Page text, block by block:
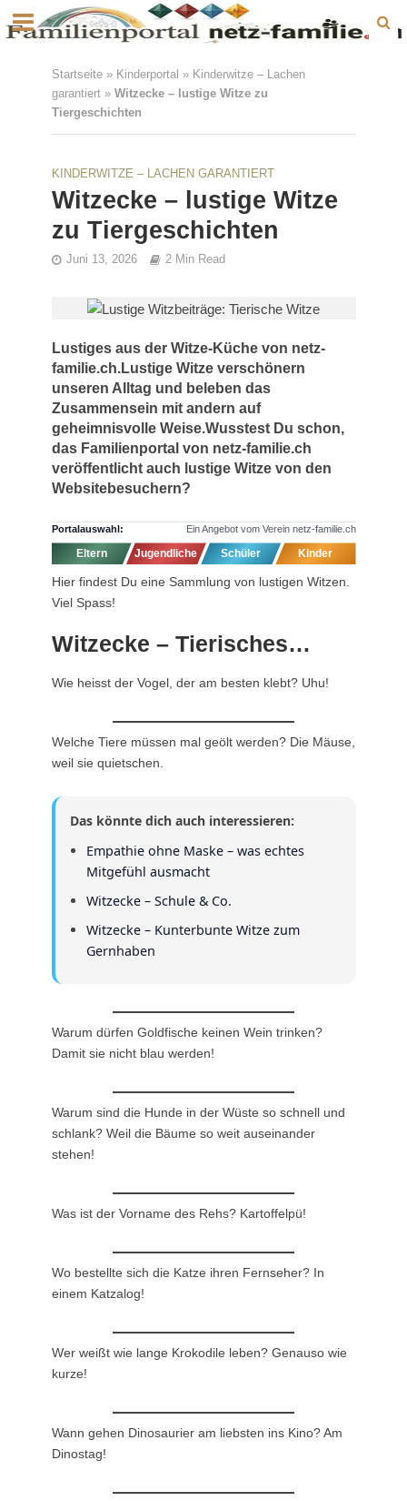
Startseite» Kinderportal » Kinderwitze – Lachen
garantiert» Witzecke – lustige Witze zu
Tiergeschichten
KINDERWITZE – LACHEN GARANTIERT
Witzecke – lustige Witze
zu Tiergeschichten
Juni 13, 2026 2 Min Read
Lustiges aus der Witze-Küche von netz-
familie.ch.Lustige Witze verschönern
unseren Alltag und beleben das
Zusammensein mit andern auf
geheimnisvolle Weise.Wusstest Du schon,
das Familienportal von netz-familie.ch
veröffentlicht auch lustige Witze von den
Websitebesuchern?
Portalauswahl: Ein Angebot vom Verein netz-familie.ch
Eltern Jugendliche Schüler Kinder
Hier findest Du eine Sammlung von lustigen Witzen.
Viel Spass!
Witzecke – Tierisches…
Wie heisst der Vogel, der am besten klebt? Uhu!
Welche Tiere müssen mal geölt werden? Die Mäuse,
weil sie quietschen.
Das könnte dich auch interessieren:
Empathie ohne Maske – was echtes
Mitgefühl ausmacht
Witzecke – Schule & Co.
Witzecke – Kunterbunte Witze zum
Gernhaben
Warum dürfen Goldfische keinen Wein trinken?
Damit sie nicht blau werden!
Warum sind die Hunde in der Wüste so schnell und
schlank? Weil die Bäume so weit auseinander
stehen!
Was ist der Vorname des Rehs? Kartoffelpü!
Wo bestellte sich die Katze ihren Fernseher? In
einem Katzalog!
Wer weißt wie lange Krokodile leben? Genauso wie
kurze!
Wann gehen Dinosaurier am liebsten ins Kino? Am
Dinostag!